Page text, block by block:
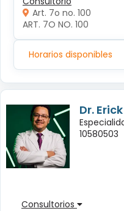
Art. 7o no. 100
ART. 7O NO. 100
Horarios disponibles
Dr.
10580503
Consultorios